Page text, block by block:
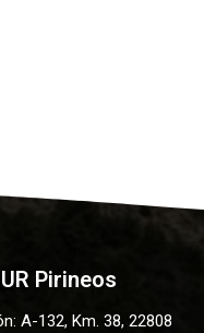
UR Pirineos
A-132, Km. 38, 22808